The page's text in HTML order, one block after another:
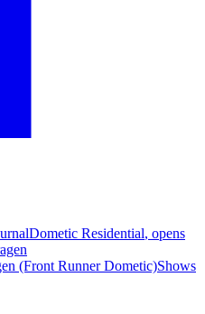
Dometic Residential, opens
(Front Runner Dometic)Shows